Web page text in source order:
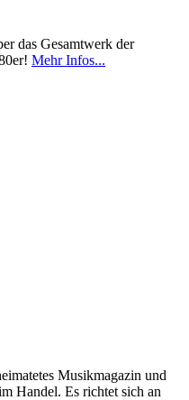
das Gesamtwerk der
Mehr Infos...
Musikmagazin und
Handel. Es richtet sich an